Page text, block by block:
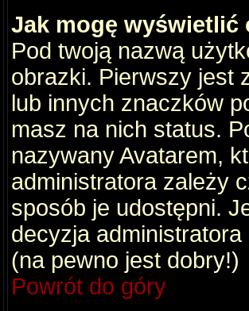
Jak mogę wyświetlić
Pod twoją nazwą
obrazki. Pierwszy jest
lub innych znaczków
masz na nich status.
nazywany Avatarem,
administratora zależy
sposób je udostępni.
decyzja
(na pewno jest dobry!)
Powrót do góry